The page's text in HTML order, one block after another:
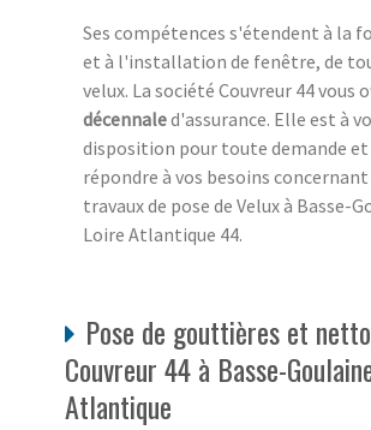
Ses compétences s'étendent à la
et à l'installation de fenêtre, de
velux. La société Couvreur 44 vous
décennaled'assurance. Elle est à
disposition pour toute demande
répondre à vos besoins
travaux de pose de Velux à Basse-
Loire Atlantique 44.
Pose de gouttières et
Couvreur 44 à Basse-
Atlantique